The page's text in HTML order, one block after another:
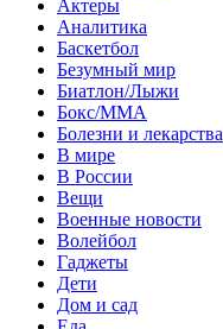
Актеры
Аналитика
Баскетбол
Безумный мир
Биатлон/Лыжи
Бокс/MMA
Болезни и лекарства
В мире
В России
Вещи
Военные новости
Волейбол
Гаджеты
Дети
Дом и сад